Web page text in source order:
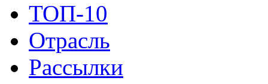
ТОП-10
Отрасль
Рассылки